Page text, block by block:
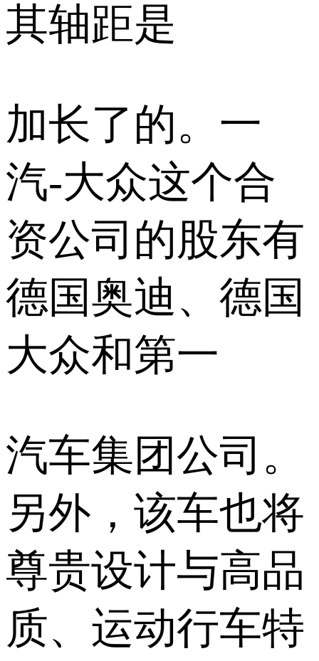
其轴距是
加长了的。一
汽-大众这个合
资公司的股东有
德国奥迪、德国
大众和第一
汽车集团公司。
另外，该车也将
尊贵设计与高品
质、运动行车特